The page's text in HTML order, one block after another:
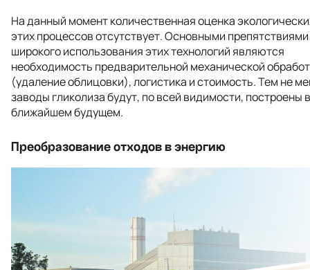
На данный момент количественная оценка
этих процессов отсутствует. Основными
широкого использования этих технологий являются
необходимость предварительной механической
(удаление облицовки), логистика и стоимость. Тем не
заводы гликолиза будут, по всей видимости, построены в
ближайшем будущем.
Преобразование отходов в энергию